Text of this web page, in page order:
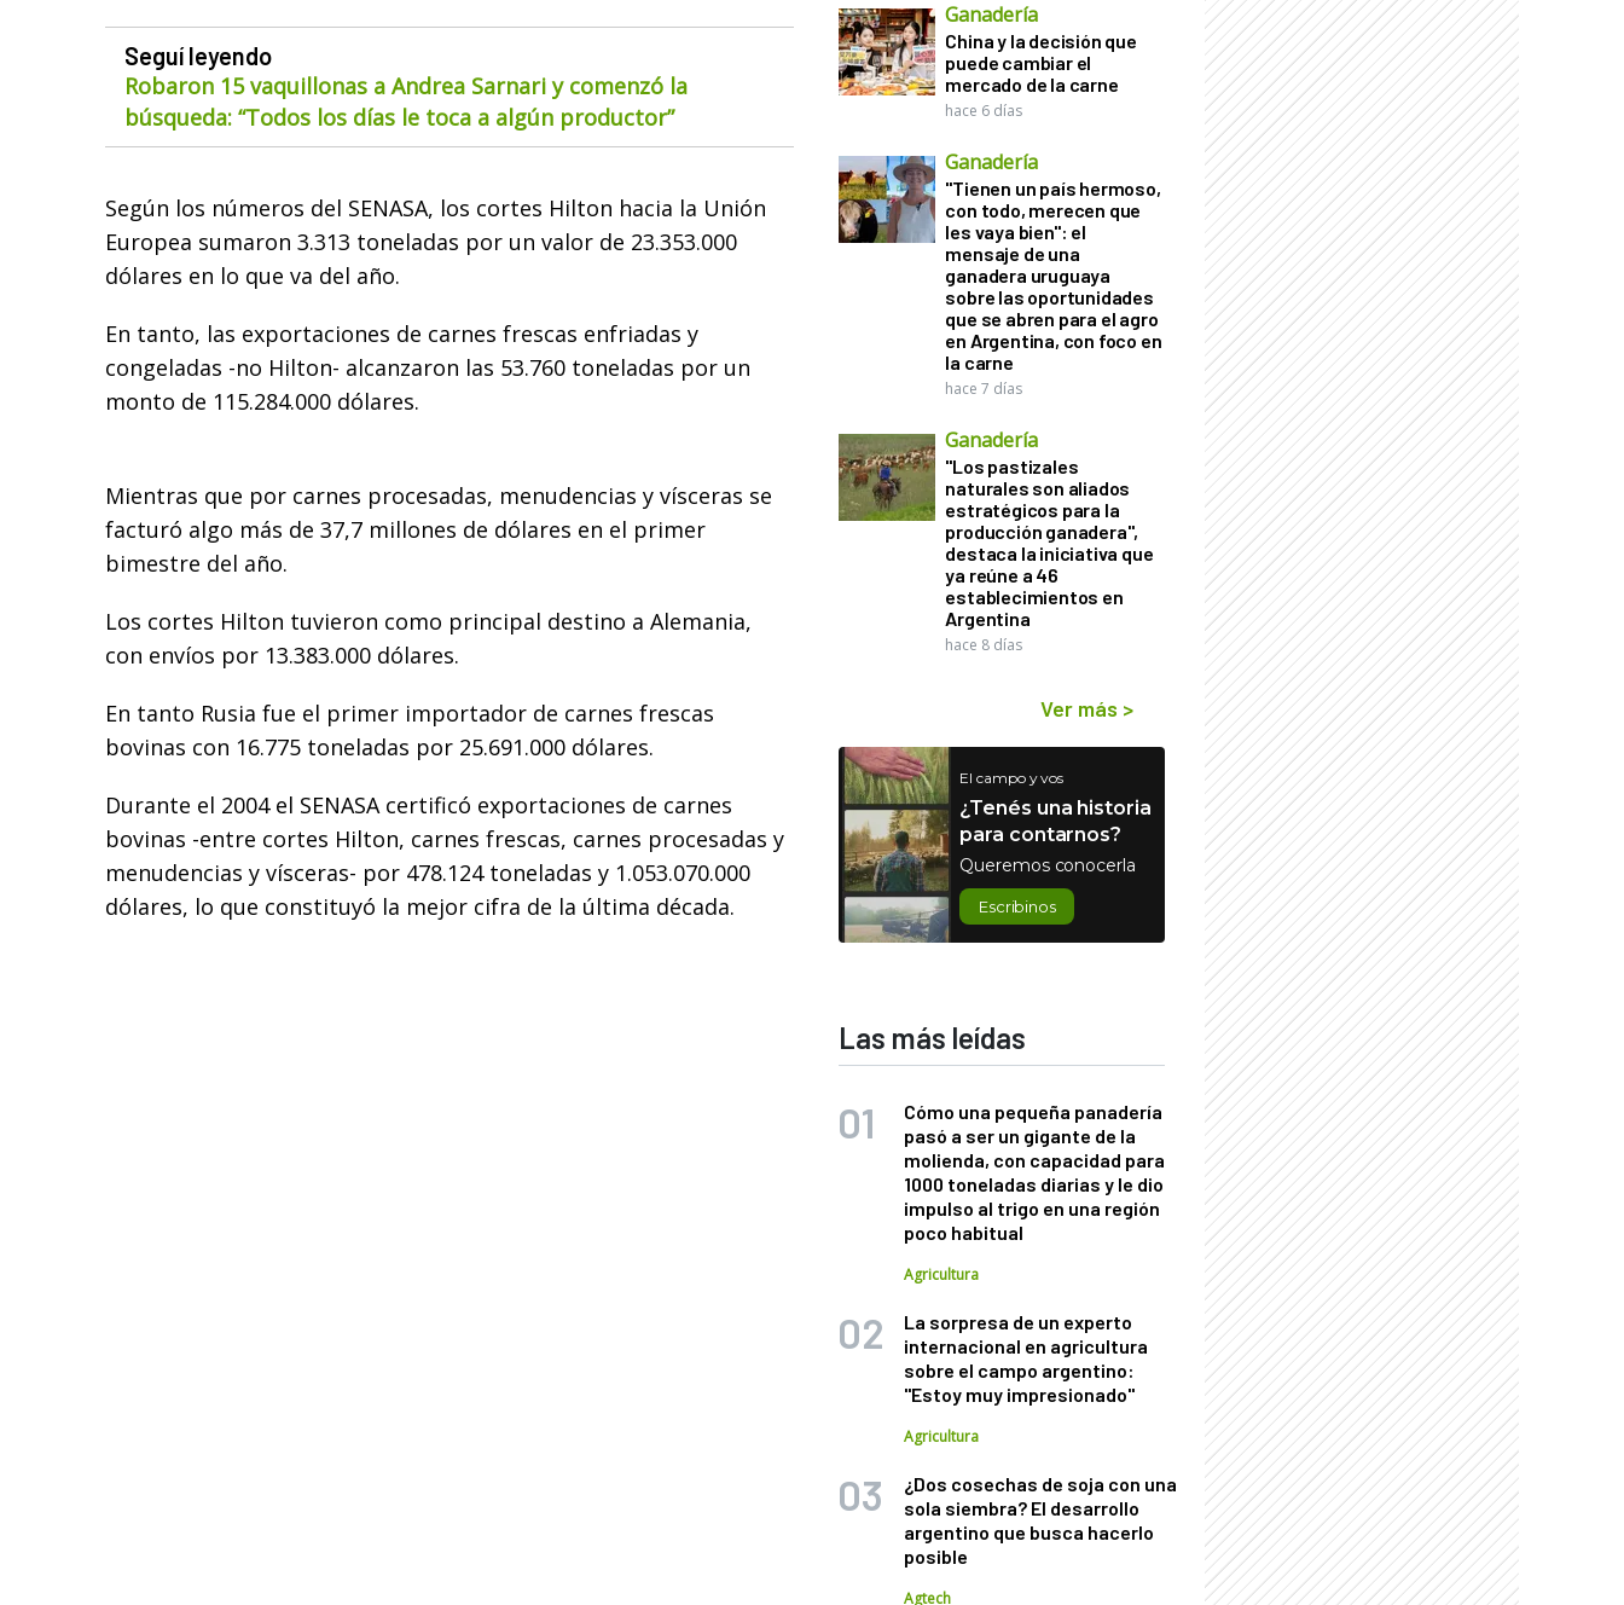
Seguí leyendo
Robaron 15 vaquillonas a Andrea Sarnari y comenzó la
búsqueda: “Todos los días le toca a algún productor”
Según los números del SENASA, los cortes Hilton hacia la Unión
Europea sumaron 3.313 toneladas por un valor de 23.353.000
dólares en lo que va del año.
En tanto, las exportaciones de carnes frescas enfriadas y
congeladas -no Hilton- alcanzaron las 53.760 toneladas por un
monto de 115.284.000 dólares.
Mientras que por carnes procesadas, menudencias y vísceras se
facturó algo más de 37,7 millones de dólares en el primer
bimestre del año.
Los cortes Hilton tuvieron como principal destino a Alemania,
con envíos por 13.383.000 dólares.
En tanto Rusia fue el primer importador de carnes frescas
bovinas con 16.775 toneladas por 25.691.000 dólares.
Durante el 2004 el SENASA certificó exportaciones de carnes
bovinas -entre cortes Hilton, carnes frescas, carnes procesadas y
menudencias y vísceras- por 478.124 toneladas y 1.053.070.000
dólares, lo que constituyó la mejor cifra de la última década.
Ganadería
China y la decisión que
puede cambiar el
mercado de la carne
hace 6 días
Ganadería
"Tienen un país hermoso,
con todo, merecen que
les vaya bien": el
mensaje de una
ganadera uruguaya
sobre las oportunidades
que se abren para el agro
en Argentina, con foco en
la carne
hace 7 días
Ganadería
"Los pastizales
naturales son aliados
estratégicos para la
producción ganadera",
destaca la iniciativa que
ya reúne a 46
establecimientos en
Argentina
hace 8 días
Ver más >
El campo y vos
¿Tenés una historia
para contarnos?
Queremos conocerla
Escribinos
Las más leídas
Cómo una pequeña panadería
pasó a ser un gigante de la
molienda, con capacidad para
1000 toneladas diarias y le dio
impulso al trigo en una región
poco habitual
Agricultura
La sorpresa de un experto
internacional en agricultura
sobre el campo argentino:
"Estoy muy impresionado"
Agricultura
¿Dos cosechas de soja con una
sola siembra? El desarrollo
argentino que busca hacerlo
posible
Agtech